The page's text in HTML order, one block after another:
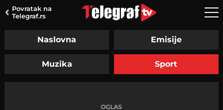
Povratak na
Telegraf.rs
Naslovna Emisije
Muzika Sport